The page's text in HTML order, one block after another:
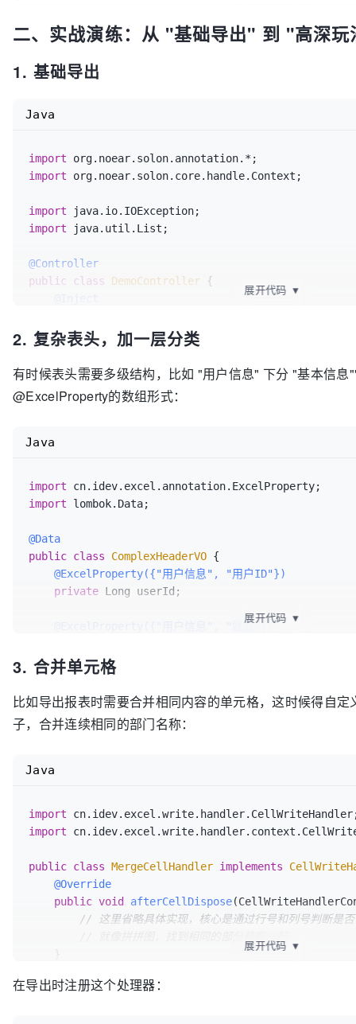
                                       Class<T> clazz,
        ctx.contentType(
officedocument.spreadsheetml.sheet"
        ctx.headerSet(
"Content-disposition"
+ fileName +
// 这里用EasyExcel.write()就像启动一个Excel生
        EasyExcel.write(ctx.outputStream(), clazz)
                .doWrite(dataList);
二、实战演练：从 "基础导出" 到 "高深
1. 基础导出
import
import org.noear.solon.core.handle.Context;
import
import java.util.List;
@Controller
public
class DemoController {
@Get
@Mapping("/exportUser")
List<UserExcelVO> dataList =
Java
展开代码 ▼
2. 复杂表头，加一层分类
有时候表头需要多级结构，比如 "用户信息" 下分 "基本信
@ExcelProperty的数组形式：
import
import lombok.Data;
@Data
public class ComplexHeaderVO {
@ExcelProperty({"用户信息", "用户ID"})
private Long userId;
@ExcelProperty({"用户信息", "姓名"})
@ExcelProperty({"联系方式", "手机号"})
private String phone;
@ExcelProperty({"联系方式", "邮箱"})
Java
展开代码 ▼
3. 合并单元格
比如导出报表时需要合并相同内容的单元格，这时候得自
子，合并连续相同的部门名称：
import
import
public class MergeCellHandler implements
@Override
public void afterCellDispose
// 这里省略具体实现，核心是通过行号和列号判断是
Java
展开代码 ▼
在导出时注册这个处理器：